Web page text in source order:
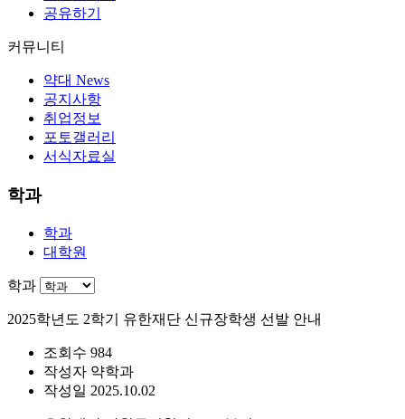
공유하기
커뮤니티
약대 News
공지사항
취업정보
포토갤러리
서식자료실
학과
학과
대학원
학과
2025학년도 2학기 유한재단 신규장학생 선발 안내
조회수 984
작성자 약학과
작성일 2025.10.02